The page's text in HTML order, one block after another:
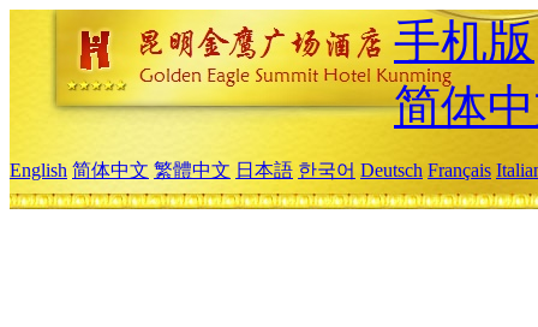
手机版
简体
English 简体中文 繁體中文 日本語 한국어 Deutsch Français